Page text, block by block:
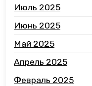
Июль 2025
Июнь 2025
Май 2025
Апрель 2025
Февраль 2025